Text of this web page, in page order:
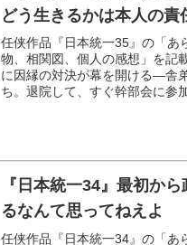
どう生きるかは本人の責
任侠作品『日本統一35』の「あ
物、相関図、個人の感想」を記
に因縁の対決が幕を開ける―舎
ち。退院して、すぐ幹部会に参
『日本統一34』最初か
るなんて思ってねえよ
任侠作品『日本統一34』の「あ